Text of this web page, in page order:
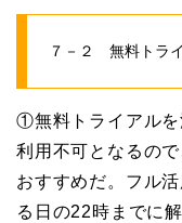
７－２ 無料トラ
①無料トライアルを
利用不可となるの
おすすめだ。フル
る日の22時までに